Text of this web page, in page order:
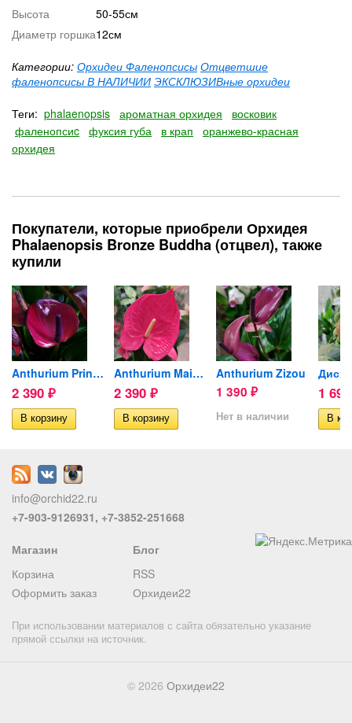
Высота
50-55см
Диаметр горшка12см
Категории: Орхидеи Фаленопсисы Отцветшие
фаленопсисы В НАЛИЧИИ ЭКСКЛЮЗИВные орхидеи
Теги: phalaenopsis ароматная орхидея
восковик
фаленопсиc фуксия губа в крап
оранжево-красная
орхидея
Покупатели, которые приобрели Орхидея
Phalaenopsis Bronze Buddha (отцвел), также
купили
Anthurium Princess Amalia...
2 390 ₽
Anthurium Maine (отцвел)
2 390 ₽
Anthurium Zizou
1 390 ₽
Нет в наличии
1
info@orchid22.ru
+7-903-9126931, +7-3852-251668
Магазин
Корзина
Оформить заказ
Блог
RSS
Орхидеи22
При использовании материалов с сайта обязательно указание
прямой ссылки на источник.
© 2026 Орхидеи22